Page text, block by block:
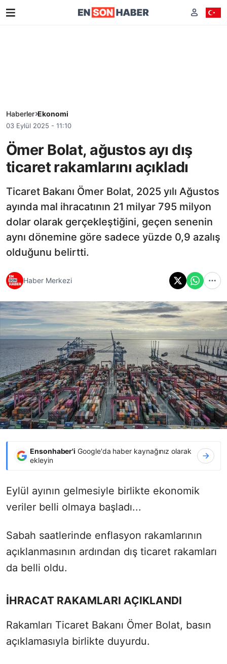
Haberler Ekonomi
03 Eylül 2025 - 11:10
Ömer Bolat, ağustos ayı dış
ticaret rakamlarını açıkladı
Ticaret Bakanı Ömer Bolat, 2025 yılı Ağustos
ayında mal ihracatının 21 milyar 795 milyon
dolar olarak gerçekleştiğini, geçen senenin
aynı dönemine göre sadece yüzde 0,9 azalış
olduğunu belirtti.
Haber Merkezi
Ensonhaber'i Google'da haber kaynağınız olarak
ekleyin
Eylül ayının gelmesiyle birlikte ekonomik
veriler belli olmaya başladı...
Sabah saatlerinde enflasyon rakamlarının
açıklanmasının ardından dış ticaret rakamları
da belli oldu.
İHRACAT RAKAMLARI AÇIKLANDI
Rakamları Ticaret Bakanı Ömer Bolat, basın
açıklamasıyla birlikte duyurdu.